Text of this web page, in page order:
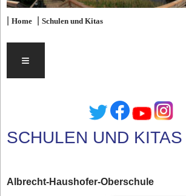
|Home |Schulen und Kitas
≡
SCHULEN UND KITAS
Albrecht-Haushofer-Oberschule